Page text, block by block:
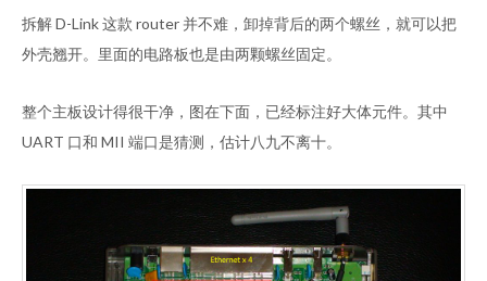
拆解 D-Link 这款 router 并不难，卸掉背后的两个螺丝，就可以把
外壳翘开。里面的电路板也是由两颗螺丝固定。
整个主板设计得很干净，图在下面，已经标注好大体元件。其中
UART 口和 MII 端口是猜测，估计八九不离十。